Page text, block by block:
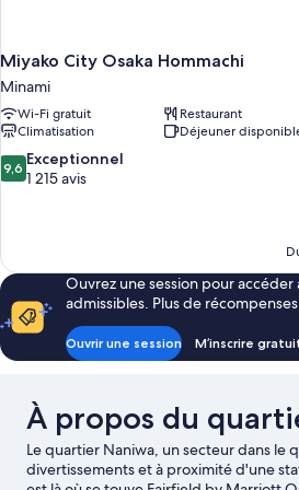
Miyako City Osaka Hommachi
Minami
Wi-Fi gratuit
Restaurant
Climatisation
Déjeuner
9.6
sur
9,6 Exceptionnel
1 215 avis
Ouvrez une session pour
admissibles. Plus de
Ouvrir une session M’inscrire
À propos du
Le quartier Naniwa, un secteur dans le
divertissements et à proximité d'une